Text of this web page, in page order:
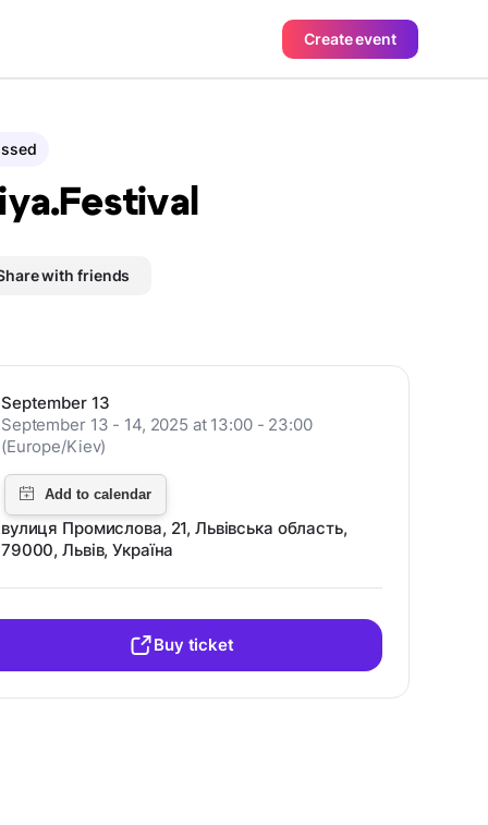
Create event
with friends
September 13
September 13 - 14, 2025 at 13:00 - 23:00
(Europe/Kiev)
вулиця Промислова, 21, Львівська область,
79000, Львів, Україна
Buy ticket